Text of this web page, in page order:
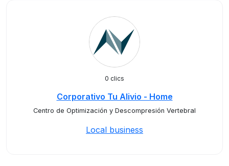
0 clics
Corporativo Tu Alivio - Home
Centro de Optimización y Descompresión Vertebral
Local business